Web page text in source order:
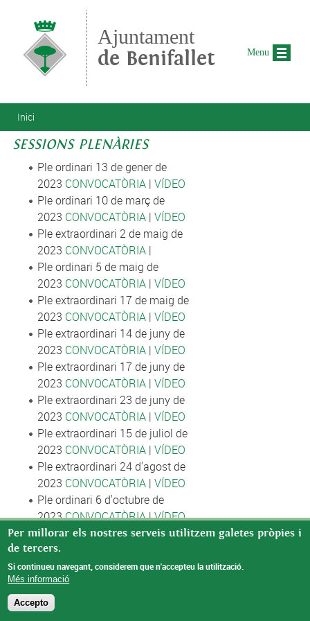
Ajuntament
de Benifallet
Esteu aquí
Inici
SESSIONS PLENÀRIES
Ple ordinari 13 de gener de
2023 CONVOCATÒRIA| VÍDEO
Ple ordinari 10 de març de
2023 CONVOCATÒRIA| VÍDEO
Ple extraordinari 2 de maig de
2023 CONVOCATÒRIA|
Ple ordinari 5 de maig de
2023 CONVOCATÒRIA| VÍDEO
Ple extraordinari 17 de maig de
2023 CONVOCATÒRIA| VÍDEO
Ple extraordinari 14 de juny de
2023 CONVOCATÒRIA| VÍDEO
Ple extraordinari 17 de juny de
2023 CONVOCATÒRIA| VÍDEO
Ple extraordinari 23 de juny de
2023 CONVOCATÒRIA| VÍDEO
Ple extraordinari 15 de juliol de
2023 CONVOCATÒRIA| VÍDEO
Ple extraordinari 24 d'agost de
2023 CONVOCATÒRIA| VÍDEO
Ple ordinari 6 d'octubre de
2023CONVOCATÒRIA|VÍDEO
Menu
Per millorar els nostres serveis utilitzem galetes pròpies i
de tercers.
Si continueu navegant, considerem que n'accepteu la utilització.
Més informació
Accepto